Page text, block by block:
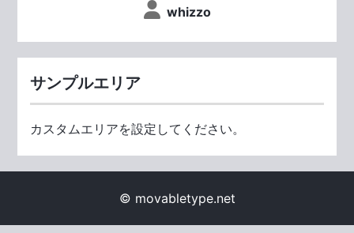
whizzo
サンプルエリア
カスタムエリアを設定してください。
© movabletype.net